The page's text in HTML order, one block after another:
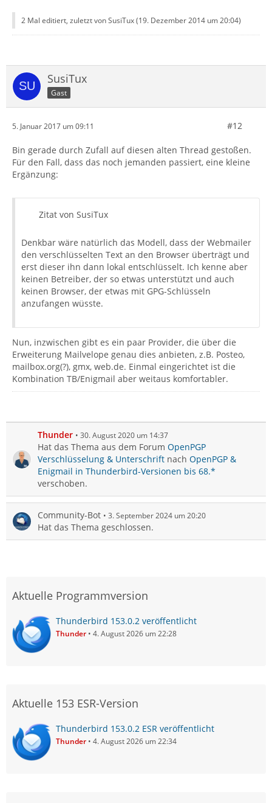
2 Mal editiert, zuletzt von SusiTux (19. Dezember 2014 um 20:04)
SusiTux
Gast
5. Januar 2017 um 09:11 #12
Bin gerade durch Zufall auf diesen alten Thread gestoßen.
Für den Fall, dass das noch jemanden passiert, eine kleine
Ergänzung:
Zitat von SusiTux
Denkbar wäre natürlich das Modell, dass der Webmailer
den verschlüsselten Text an den Browser überträgt und
erst dieser ihn dann lokal entschlüsselt. Ich kenne aber
keinen Betreiber, der so etwas unterstützt und auch
keinen Browser, der etwas mit GPG-Schlüsseln
anzufangen wüsste.
Nun, inzwischen gibt es ein paar Provider, die über die
Erweiterung Mailvelope genau dies anbieten, z.B. Posteo,
mailbox.org(?), gmx, web.de. Einmal eingerichtet ist die
Kombination TB/Enigmail aber weitaus komfortabler.
Thunder 30. August 2020 um 14:37
Hat das Thema aus dem Forum OpenPGP
Verschlüsselung & Unterschrift nach OpenPGP &
Enigmail in Thunderbird-Versionen bis 68.*
verschoben.
Community-Bot 3. September 2024 um 20:20
Hat das Thema geschlossen.
Aktuelle Programmversion
Thunderbird 153.0.2 veröffentlicht
Thunder 4. August 2026 um 22:28
Aktuelle 153 ESR-Version
Thunderbird 153.0.2 ESR veröffentlicht
Thunder 4. August 2026 um 22:34